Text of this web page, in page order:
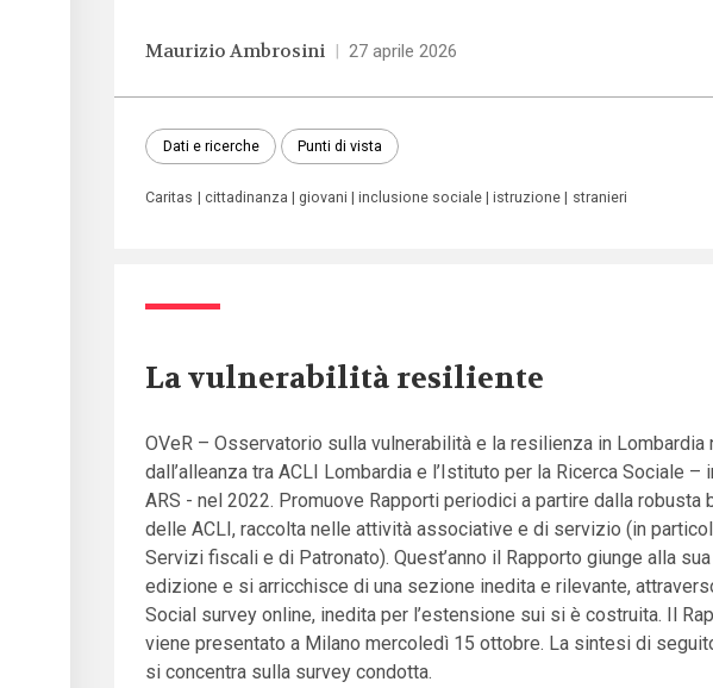
Maurizio Ambrosini | 27 aprile 2026
Dati e ricerche Punti di vista
Caritas cittadinanza giovani inclusione sociale istruzione stranieri
La vulnerabilità resiliente
OVeR – Osservatorio sulla vulnerabilità e la resilienza in Lombardia
dall’alleanza tra ACLI Lombardia e l’Istituto per la Ricerca Sociale –
ARS - nel 2022. Promuove Rapporti periodici a partire dalla robusta
delle ACLI, raccolta nelle attività associative e di servizio (in
Servizi fiscali e di Patronato). Quest’anno il Rapporto giunge alla
edizione e si arricchisce di una sezione inedita e rilevante,
Social survey online, inedita per l’estensione sui si è costruita. Il
viene presentato a Milano mercoledì 15 ottobre. La sintesi di
si concentra sulla survey condotta.